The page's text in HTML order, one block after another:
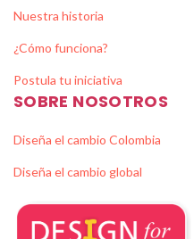
Nuestra historia
¿Cómo funciona?
Postula tu iniciativa
SOBRE NOSOTROS
Diseña el cambio Colombia
Diseña el cambio global